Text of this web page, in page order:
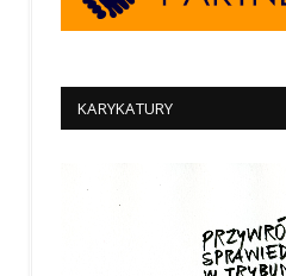
KARYKATURY